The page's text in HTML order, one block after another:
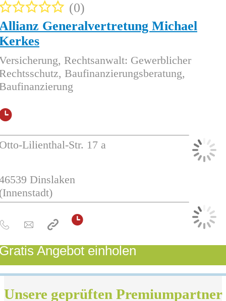
Generalvertretung Michael
Rechtsanwalt: Gewerblicher
Baufinanzierungsberatung,
0
Lilienthal-Str. 17 a
Dinslaken
Angebot einholen
Unsere geprüften Premiumpartner